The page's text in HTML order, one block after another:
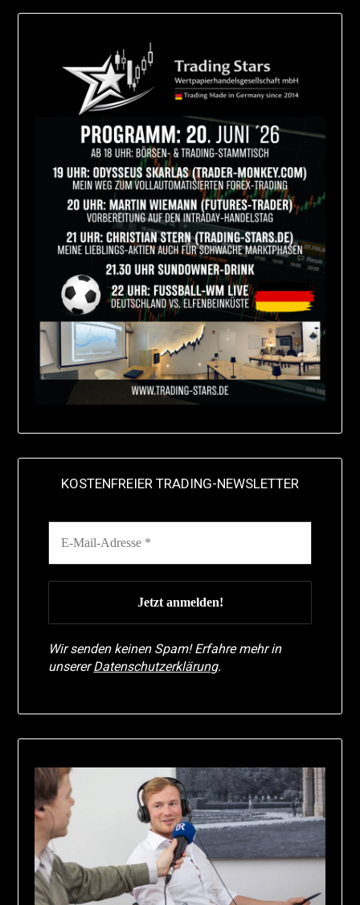
KOSTENFREIER TRADING-NEWSLETTER
Wir senden keinen Spam! Erfahre mehr in
unsererDatenschutzerklärung.